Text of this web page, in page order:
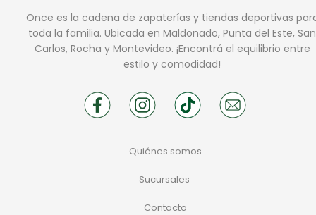
Once es la cadena de zapaterías y tiendas deportivas
toda la familia. Ubicada en Maldonado, Punta del Este, San
Carlos, Rocha y Montevideo. ¡Encontrá el equilibrio entre
estilo y comodidad!
Quiénes somos
Sucursales
Contacto